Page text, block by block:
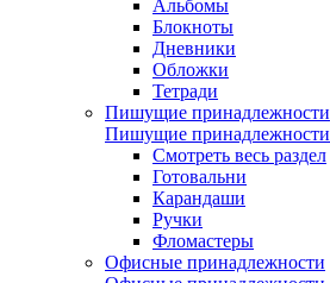
Альбомы
Блокноты
Дневники
Обложки
Тетради
Пишущие принадлежности
Пишущие принадлежности
Смотреть весь раздел
Готовальни
Карандаши
Ручки
Фломастеры
Офисные принадлежности